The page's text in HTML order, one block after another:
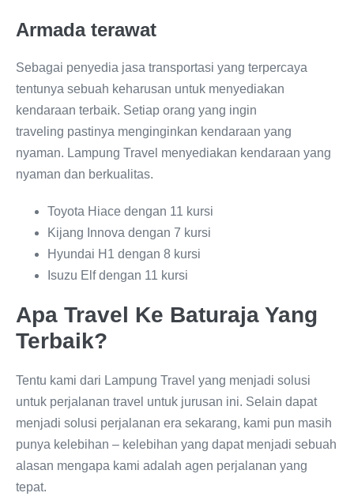
Armada terawat
Sebagai penyedia jasa transportasi yang terpercaya
tentunya sebuah keharusan untuk menyediakan
kendaraan terbaik. Setiap orang yang ingin
traveling pastinya menginginkan kendaraan yang
nyaman. Lampung Travel menyediakan kendaraan yang
nyaman dan berkualitas.
Toyota Hiace dengan 11 kursi
Kijang Innova dengan 7 kursi
Hyundai H1 dengan 8 kursi
Isuzu Elf dengan 11 kursi
Apa Travel Ke Baturaja Yang
Terbaik?
Tentu kami dari Lampung Travel yang menjadi solusi
untuk perjalanan travel untuk jurusan ini. Selain dapat
menjadi solusi perjalanan era sekarang, kami pun masih
punya kelebihan – kelebihan yang dapat menjadi sebuah
alasan mengapa kami adalah agen perjalanan yang
tepat.